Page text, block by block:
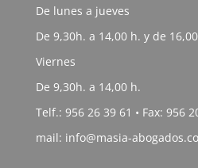
De lunes a jueves
De 9,30h. a 14,00 h. y de
Viernes
De 9,30h. a 14,00 h.
Telf.: 956 26 39 61 • Fax: 956
mail: info@masia-